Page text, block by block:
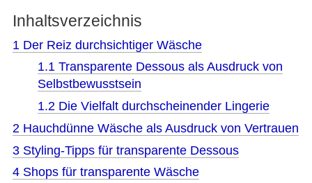
Inhaltsverzeichnis
1 Der Reiz durchsichtiger Wäsche
1.1 Transparente Dessous als Ausdruck von
Selbstbewusstsein
1.2 Die Vielfalt durchscheinender Lingerie
2 Hauchdünne Wäsche als Ausdruck von Vertrauen
3 Styling-Tipps für transparente Dessous
4 Shops für transparente Wäsche